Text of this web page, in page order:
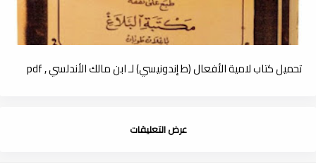
تحميل كتاب لامية الأفعال (ط إندونيسي) لـ ابن مالك الأندلسي , pdf
عرض التعليقات